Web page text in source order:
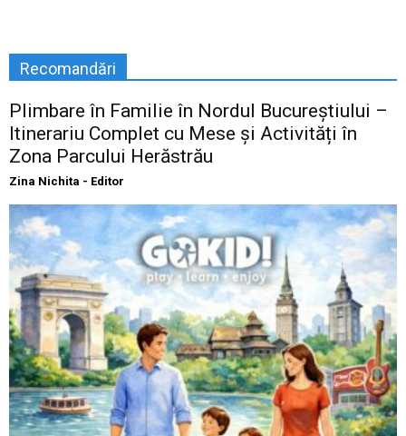
Recomandări
Plimbare în Familie în Nordul Bucureștiului –
Itinerariu Complet cu Mese și Activități în
Zona Parcului Herăstrău
Zina Nichita - Editor